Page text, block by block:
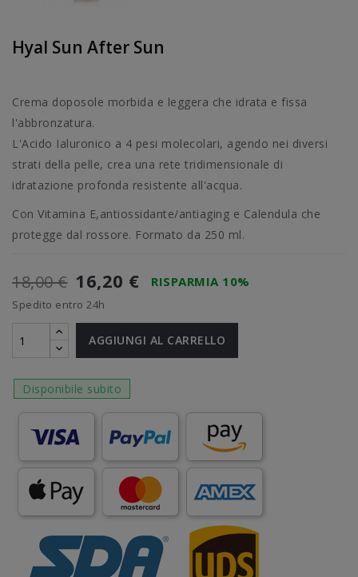
Hyal Sun After Sun
Crema doposole morbida e leggera che idrata e fissa
l'abbronzatura.
L'Acido Ialuronico a 4 pesi molecolari, agendo nei diversi
strati della pelle, crea una rete tridimensionale di
idratazione profonda resistente all'acqua.
Con Vitamina E,antiossidante/antiaging e Calendula che
protegge dal rossore. Formato da 250 ml.
18,00 € 16,20 € RISPARMIA 10%
Spedito entro 24h
AGGIUNGI AL CARRELLO
Disponibile subito